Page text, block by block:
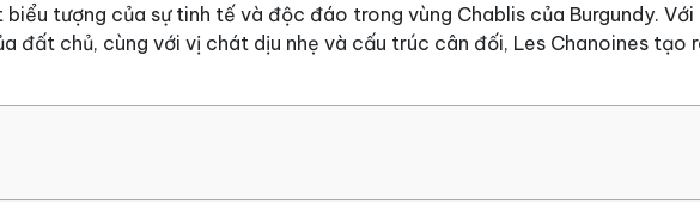
tượng của sự tinh tế và độc đáo trong vùng Chablis của Burgundy.
đất chủ, cùng với vị chát dịu nhẹ và cấu trúc cân đối, Les Chanoines tạo